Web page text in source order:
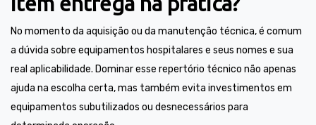
No momento da aquisição ou da manutenção técnica, é comum
a dúvida sobre equipamentos hospitalares e seus nomes e sua
real aplicabilidade. Dominar esse repertório técnico não apenas
ajuda na escolha certa, mas também evita investimentos em
equipamentos subutilizados ou desnecessários para